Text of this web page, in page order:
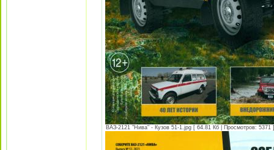
ВАЗ-2121 "Нива" - Кузов 51-1.jpg [ 64.81 Кб | Просмотров: 5371 ]